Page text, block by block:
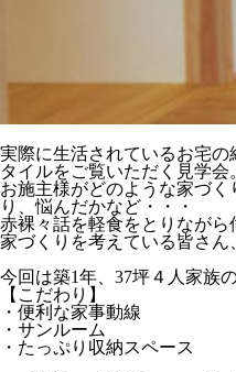
実際に生活されているお宅
タイルをご覧いただく見学会
お施主様がどのような家づ
り、悩んだかなど・・・
赤裸々話を軽食をとりながら
家づくりを考えている皆さん
今回は築1年、37坪４人家族
【こだわり】
・便利な家事動線
・サンルーム
・たっぷり収納スペース